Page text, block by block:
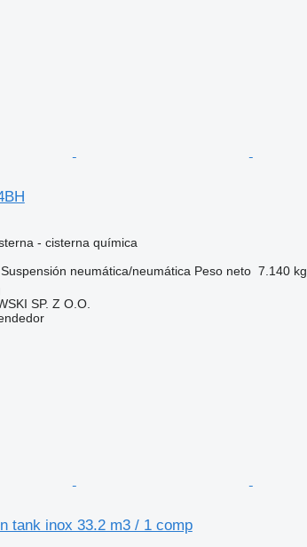
- cisterna química
Suspensión neumática/neumática Peso neto 7.140 kg
SP. Z O.O.
tank inox 33.2 m3 / 1 comp